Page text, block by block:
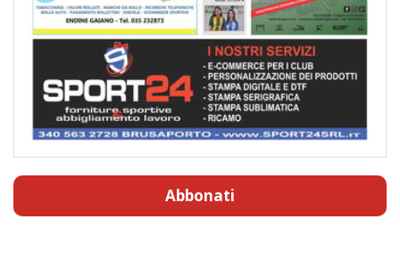
Abbonati